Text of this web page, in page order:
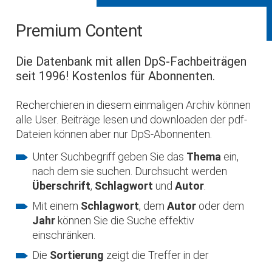
Premium Content
Die Datenbank mit allen DpS-Fachbeiträgen
seit 1996! Kostenlos für Abonnenten.
Recherchieren in diesem einmaligen Archiv können
alle User. Beiträge lesen und downloaden der pdf-
Dateien können aber nur DpS-Abonnenten.
Unter Suchbegriff geben Sie das Thema ein,
nach dem sie suchen. Durchsucht werden
Überschrift, Schlagwort undAutor
Mit einem Schlagwort, demAutor oder dem
Jahr können Sie die Suche effektiv
einschränken.
Die Sortierung zeigt die Treffer in der